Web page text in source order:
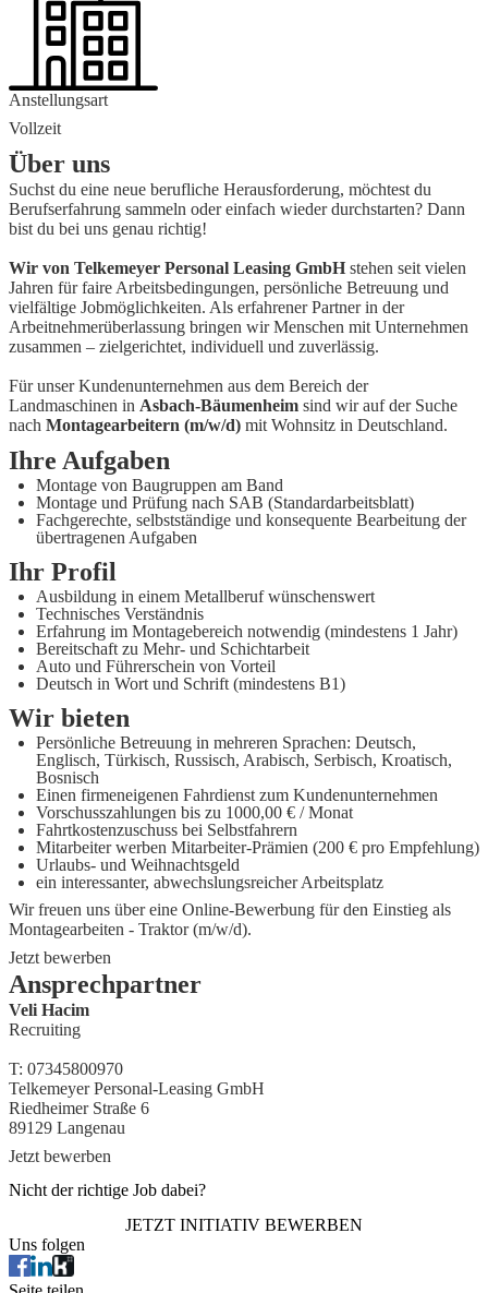
Anstellungsart
Vollzeit
Über uns
Suchst du eine neue berufliche Herausforderung, möchtest du
Berufserfahrung sammeln oder einfach wieder durchstarten? Dann
bist du bei uns genau richtig!
Wir von Telkemeyer Personal Leasing GmbH stehen seit vielen
Jahren für faire Arbeitsbedingungen, persönliche Betreuung und
vielfältige Jobmöglichkeiten. Als erfahrener Partner in der
Arbeitnehmerüberlassung bringen wir Menschen mit Unternehmen
zusammen – zielgerichtet, individuell und zuverlässig.
Für unser Kundenunternehmen aus dem Bereich der
Landmaschinen in Asbach-Bäumenheim sind wir auf der Suche
nach Montagearbeitern (m/w/d) mit Wohnsitz in Deutschland.
Ihre Aufgaben
Montage von Baugruppen am Band
Montage und Prüfung nach SAB (Standardarbeitsblatt)
Fachgerechte, selbstständige und konsequente Bearbeitung der
übertragenen Aufgaben
Ihr Profil
Ausbildung in einem Metallberuf wünschenswert
Technisches Verständnis
Erfahrung im Montagebereich notwendig (mindestens 1 Jahr)
Bereitschaft zu Mehr- und Schichtarbeit
Auto und Führerschein von Vorteil
Deutsch in Wort und Schrift (mindestens B1)
Wir bieten
Persönliche Betreuung in mehreren Sprachen: Deutsch,
Englisch, Türkisch, Russisch, Arabisch, Serbisch, Kroatisch,
Bosnisch
Einen firmeneigenen Fahrdienst zum Kundenunternehmen
Vorschusszahlungen bis zu 1000,00 € / Monat
Fahrtkostenzuschuss bei Selbstfahrern
Mitarbeiter werben Mitarbeiter-Prämien (200 € pro Empfehlung)
Urlaubs- und Weihnachtsgeld
ein interessanter, abwechslungsreicher Arbeitsplatz
Wir freuen uns über eine Online-Bewerbung für den Einstieg als
Montagearbeiten - Traktor (m/w/d).
Jetzt bewerben
Ansprechpartner
Veli Hacim
Recruiting
T: 07345800970
Telkemeyer Personal-Leasing GmbH
Riedheimer Straße 6
89129 Langenau
Jetzt bewerben
Nicht der richtige Job dabei?
JETZT INITIATIV BEWERBEN
Uns folgen